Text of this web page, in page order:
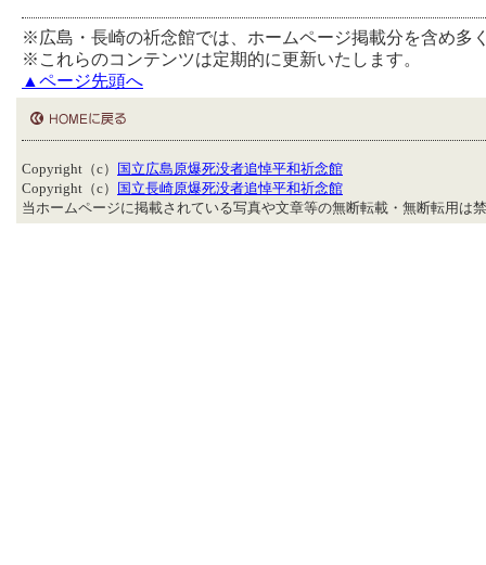
※広島・長崎の祈念館では、ホームページ掲載分を含め多
※これらのコンテンツは定期的に更新いたします。
▲ページ先頭へ
Copyright（c）
国立広島原爆死没者追悼平和祈念館
Copyright（c）
国立長崎原爆死没者追悼平和祈念館
当ホームページに掲載されている写真や文章等の無断転載・無断転用は